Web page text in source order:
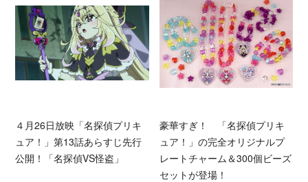
４月26日放映「名探偵プリキ
ュア！」第13話あらすじ先行
公開！「名探偵VS怪盗」
豪華すぎ！ 「名探偵プリキ
ュア！」の完全オリジナルプ
レートチャーム＆300個ビーズ
セットが登場！